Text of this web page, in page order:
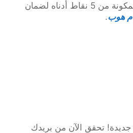
استخدم قائمة التحقق المكونة من 5 نقاط أدناه لضمان
هوب.
تحقق الآن من بريدك